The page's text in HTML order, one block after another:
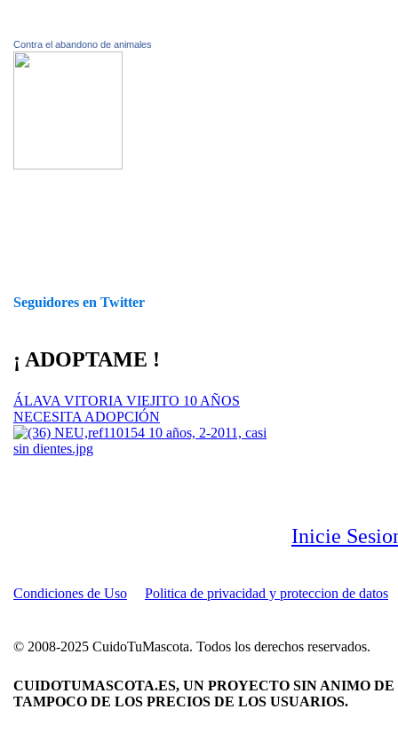
Contra el abandono de animales
Seguidores en Twitter
¡ ADOPTAME !
ÁLAVA VITORIA VIEJITO 10 AÑOS
NECESITA ADOPCIÓN
Inicie
Condiciones de Uso Politica de privacidad y proteccion de datos
© 2008-2025 CuidoTuMascota. Todos los derechos reservados.
CUIDOTUMASCOTA.ES, UN PROYECTO SIN ANIMO
TAMPOCO DE LOS PRECIOS DE LOS USUARIOS.